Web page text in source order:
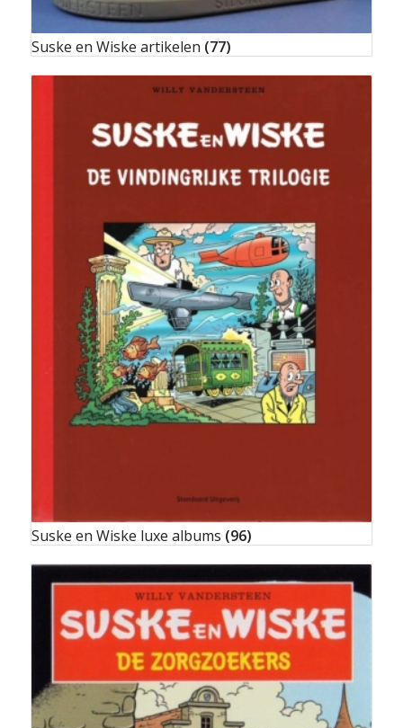
Suske en Wiske artikelen (77)
Suske en Wiske luxe albums (96)